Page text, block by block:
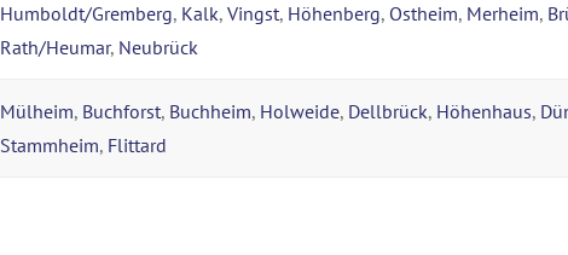
Humboldt/Gremberg, Kalk, Vingst, Höhenberg, Ostheim, Merheim,
Rath/Heumar, Neubrück
Mülheim, Buchforst, Buchheim, Holweide, Dellbrück, Höhenhaus,
Stammheim, Flittard